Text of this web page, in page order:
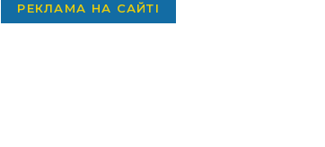
РЕКЛАМА НА САЙТІ